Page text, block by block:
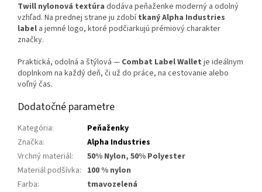
Twill nylonová textúra dodáva peňaženke moderný a odolný
vzhľad. Na prednej strane ju zdobítkaný Alpha Industries
label a jemné logo, ktoré podčiarkujú prémiový charakter
značky.
Praktická, odolná a štýlová — Combat Label Wallet je ideálnym
doplnkom na každý deň, či už do práce, na cestovanie alebo
voľný čas.
Dodatočné parametre
Kategória:
Peňaženky
Značka:
Alpha Industries
Vrchný materiál:
50% Nylon, 50% Polyester
Materiál podšívka: 100 % nylon
Farba: tmavozelená